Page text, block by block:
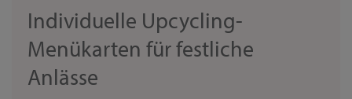
Individuelle Upcycling-
Menükarten für festliche
Anlässe